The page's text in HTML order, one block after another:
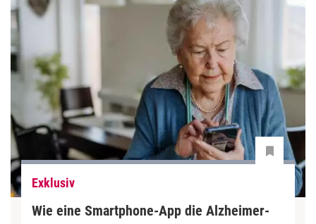
Exklusiv
Wie eine Smartphone-App die Alzheimer-